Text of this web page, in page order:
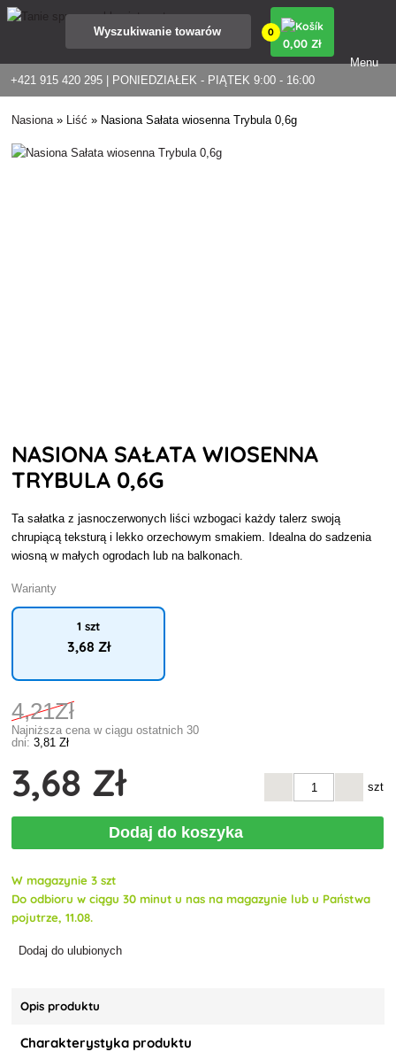
+421 915 420 295 | PONIEDZIAŁEK - PIĄTEK 9:00 - 16:00
0
0,00 Zł
Menu
Nasiona» Liść » Nasiona Sałata wiosenna Trybula 0,6g
NASIONA SAŁATA WIOSENNA
TRYBULA 0,6G
Ta sałatka z jasnoczerwonych liści wzbogaci każdy talerz swoją
chrupiącą teksturą i lekko orzechowym smakiem. Idealna do sadzenia
wiosną w małych ogrodach lub na balkonach.
Warianty
1 szt
3,68 Zł
4,21Zł
Najniższa cena w ciągu ostatnich 30
dni: 3,81 Zł
3,68 Zł szt
Dodaj do koszyka
W magazynie 3 szt
Do odbioru w ciągu 30 minut u nas na magazynie lub u Państwa
pojutrze, 11.08.
Dodaj do ulubionych
Opis produktu
Charakterystyka produktu